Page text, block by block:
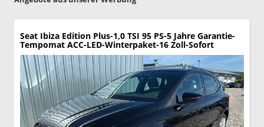
Seat Ibiza Edition Plus-1,0 TSI 95 PS-5 Jahre Garantie-
Tempomat ACC-LED-Winterpaket-16 Zoll-Sofort